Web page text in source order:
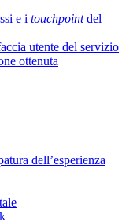
e i touchpointdel
utente del servizio
ottenuta
dell’esperienza